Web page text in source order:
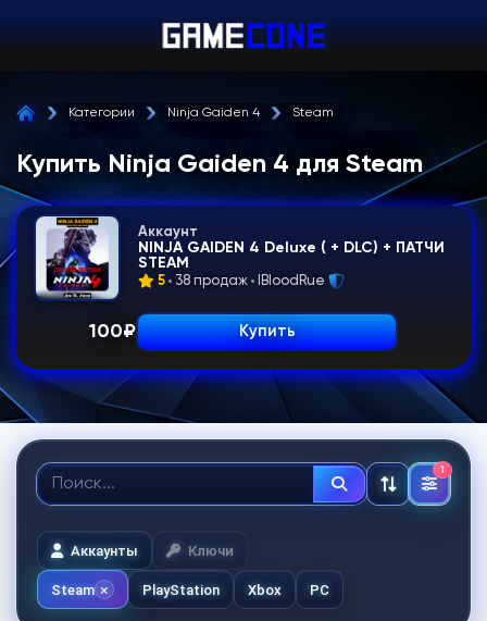
Категории Ninja Gaiden 4 Steam
Купить Ninja Gaiden 4 для Steam
Аккаунт
NINJA GAIDEN 4 Deluxe ( + DLC) + ПАТЧИ
STEAM
5 38 продаж IBloodRue
100₽ Купить
1
Аккаунты Ключи
Steam PlayStation Xbox PC